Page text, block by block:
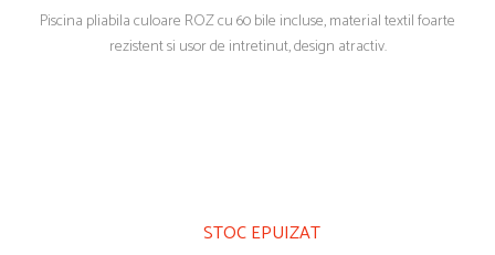
Piscina pliabila culoare ROZ cu 60 bile incluse, material textil foarte
rezistent si usor de intretinut, design atractiv.
STOC EPUIZAT